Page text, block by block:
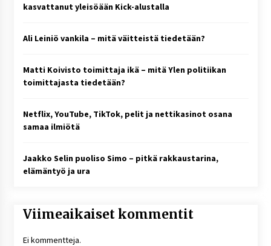
kasvattanut yleisöään Kick-alustalla
Ali Leiniö vankila – mitä väitteistä tiedetään?
Matti Koivisto toimittaja ikä – mitä Ylen politiikan
toimittajasta tiedetään?
Netflix, YouTube, TikTok, pelit ja nettikasinot osana
samaa ilmiötä
Jaakko Selin puoliso Simo – pitkä rakkaustarina,
elämäntyö ja ura
Viimeaikaiset kommentit
Ei kommentteja.